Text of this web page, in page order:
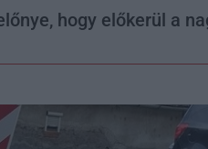
hogy előkerül a